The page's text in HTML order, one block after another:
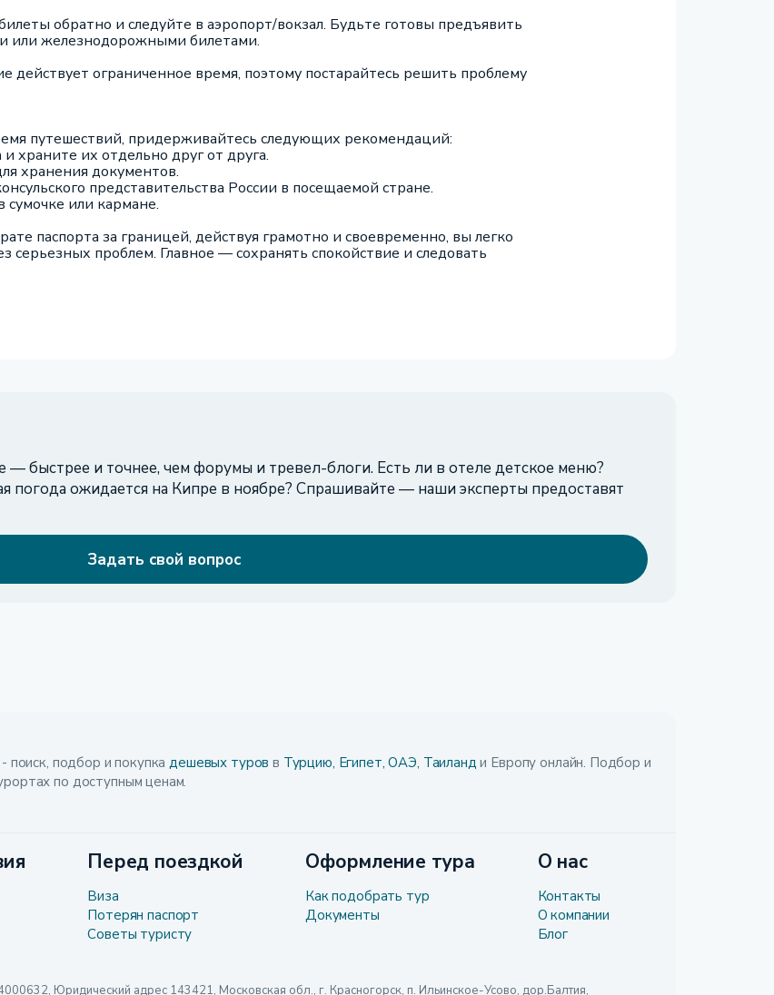
обратно и следуйте в аэропорт/вокзал. Будьте готовы предъявить
или железнодорожными билетами.
ограниченное время, поэтому постарайтесь решить проблему
путешествий, придерживайтесь следующих рекомендаций:
храните их отдельно друг от друга.
хранения документов.
представительства России в посещаемой стране.
сумочке или кармане.
паспорта за границей, действуя грамотно и своевременно, вы легко
серьезных проблем. Главное — сохранять спокойствие и следовать
быстрее и точнее, чем форумы и тревел-блоги. Есть ли в отеле детское меню?
погода ожидается на Кипре в ноябре? Спрашивайте — наши эксперты предоставят
Задать свой вопрос
поиск, подбор и покупкадешевых туров в Турцию, Египет, ОАЭ, Таиланд и Европу онлайн. Подбор и
по доступным ценам.
Перед поездкой
Виза
Потерян паспорт
Советы туристу
Оформление тура
Как подобрать тур
Документы
О нас
Контакты
О компании
Блог
Юридический адрес 143421, Московская обл., г. Красногорск, п. Ильинское-Усово, дор.Балтия,